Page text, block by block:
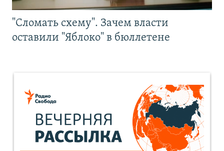
"Сломать схему". Зачем власти
оставили "Яблоко" в бюллетене